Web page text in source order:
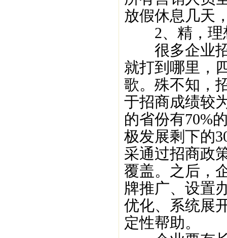
放假休息几天
2、精，理
很多企业招
就打到哪里，
歌。殊不知，
于招商成绩较
的省份有70%
极发展剩下的
采通过招商政
覆盖。之后，
牌推广、设置
优化、系统展
定性帮助。